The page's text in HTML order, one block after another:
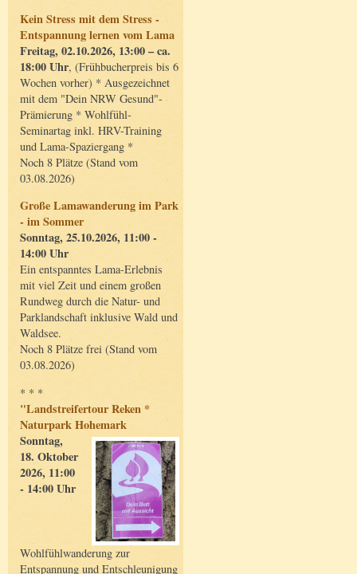
Kein Stress mit dem Stress -
Entspannung lernen vom Lama
Freitag, 02.10.2026, 13:00 – ca.
18:00 Uhr, (Frühbucherpreis bis 6
Wochen vorher) * Ausgezeichnet
mit dem "Dein NRW Gesund"-
Prämierung * Wohlfühl-
Seminartag inkl. HRV-Training
und Lama-Spaziergang *
Noch 8 Plätze (Stand vom
03.08.2026)
Große Lamawanderung im Park
- im Sommer
Sonntag, 25.10.2026, 11:00 -
14:00 Uhr
Ein entspanntes Lama-Erlebnis
mit viel Zeit und einem großen
Rundweg durch die Natur- und
Parklandschaft inklusive Wald und
Waldsee.
Noch 8 Plätze frei (Stand vom
03.08.2026)
* * *
"Landstreifertour Reken *
Naturpark Hohemark
Sonntag,
18. Oktober
2026, 11:00
- 14:00 Uhr
Wohlfühlwanderung zur
Entspannung und Entschleunigung